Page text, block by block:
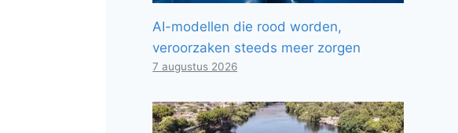
AI-modellen die rood worden,
veroorzaken steeds meer zorgen
7 augustus 2026